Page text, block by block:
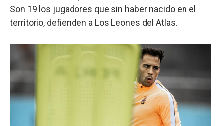
Son 19 los jugadores que sin haber nacido en el
territorio, defienden a Los Leones del Atlas.